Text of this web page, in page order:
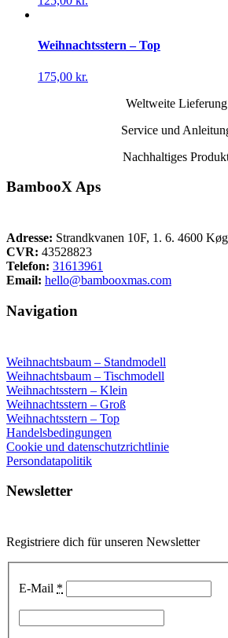
Weihnachtsstern – Top
175,00 kr.
Weltweite Lieferung
Service und
Nachhaltiges
BambooX Aps
Adresse: Strandkvanen 10F, 1. 6. 4600
CVR: 43528823
Telefon: 31613961
Email: hello@bambooxmas.com
Navigation
Weihnachtsbaum – Standmodell
Weihnachtsbaum – Tischmodell
Weihnachtsstern – Klein
Weihnachtsstern – Groß
Weihnachtsstern – Top
Handelsbedingungen
Cookie und datenschutzrichtlinie
Persondatapolitik
Newsletter
Registriere dich für unseren Newsletter
E-Mail *